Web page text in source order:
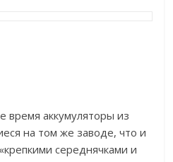
время аккумуляторы из
на том же заводе, что и
середнячками и